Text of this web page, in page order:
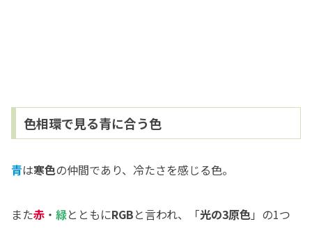
色相環で見る青に合う色
青は寒色の仲間であり、冷たさを感じる色。
また赤 ・ 緑とともにRGBと言われ、「光の3原色」の1つ